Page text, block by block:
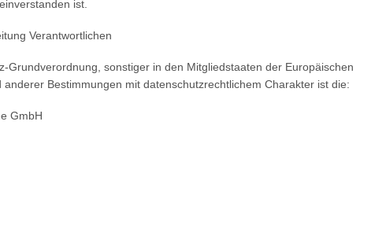
ist.
Verantwortlichen
Grundverordnung, sonstiger in den Mitgliedstaaten der Europäischen
Bestimmungen mit datenschutzrechtlichem Charakter ist die:
GmbH